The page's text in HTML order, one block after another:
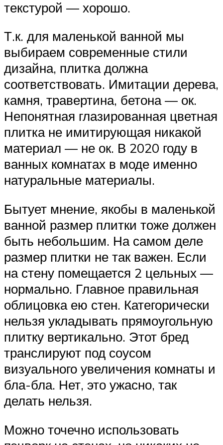
текстурой — хорошо.
Т.к. для маленькой ванной мы
выбираем современные стили
дизайна, плитка должна
соответствовать. Имитации дерева,
камня, травертина, бетона — ок.
Непонятная глазированная цветная
плитка не имитирующая никакой
материал — не ок. В 2020 году в
ванных комнатах в моде именно
натуральные материалы.
Бытует мнение, якобы в маленькой
ванной размер плитки тоже должен
быть небольшим. На самом деле
размер плитки не так важен. Если
на стену помещается 2 цельных —
нормально. Главное правильная
облицовка ею стен. Категорически
нельзя укладывать прямоугольную
плитку вертикально. Этот бред
транслируют под соусом
визуального увеличения комнаты и
бла-бла. Нет, это ужасно, так
делать нельзя.
Можно точечно использовать